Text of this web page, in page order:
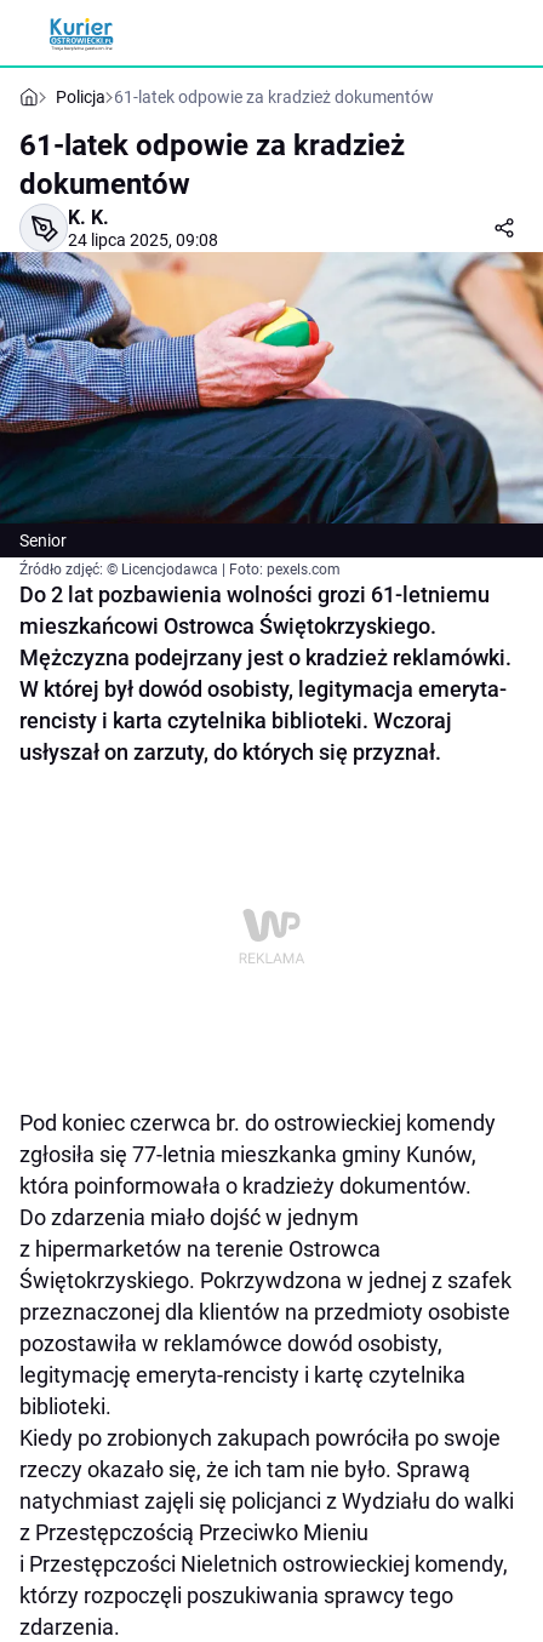
Policja 61-latek odpowie za kradzież dokumentów
61-latek odpowie za kradzież
dokumentów
K. K.
24 lipca 2025, 09:08
Senior
Źródło zdjęć: © Licencjodawca | Foto: pexels.com
Do 2 lat pozbawienia wolności grozi 61-letniemu
mieszkańcowi Ostrowca Świętokrzyskiego.
Mężczyzna podejrzany jest o kradzież reklamówki.
W której był dowód osobisty, legitymacja emeryta-
rencisty i karta czytelnika biblioteki. Wczoraj
usłyszał on zarzuty, do których się przyznał.
Pod koniec czerwca br. do ostrowieckiej komendy
zgłosiła się 77-letnia mieszkanka gminy Kunów,
która poinformowała o kradzieży dokumentów.
Do zdarzenia miało dojść w jednym
z hipermarketów na terenie Ostrowca
Świętokrzyskiego. Pokrzywdzona w jednej z szafek
przeznaczonej dla klientów na przedmioty osobiste
pozostawiła w reklamówce dowód osobisty,
legitymację emeryta-rencisty i kartę czytelnika
biblioteki.
Kiedy po zrobionych zakupach powróciła po swoje
rzeczy okazało się, że ich tam nie było. Sprawą
natychmiast zajęli się policjanci z Wydziału do walki
z Przestępczością Przeciwko Mieniu
i Przestępczości Nieletnich ostrowieckiej komendy,
którzy rozpoczęli poszukiwania sprawcy tego
zdarzenia.